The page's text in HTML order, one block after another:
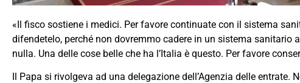
«Il fisco sostiene i medici. Per favore continuate con il sistema
difendetelo, perché non dovremmo cadere in un sistema sanitario
nulla. Una delle cose belle che ha l’Italia è questo. Per favore
Il Papa si rivolgeva ad una delegazione dell’Agenzia delle